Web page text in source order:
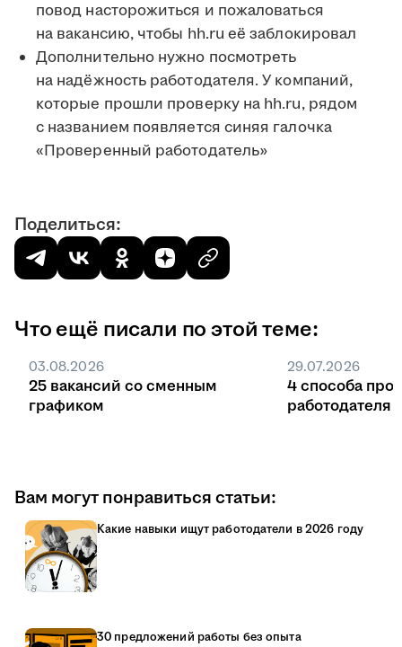
повод насторожиться и пожаловаться
на вакансию, чтобы hh.ru её заблокировал
Дополнительно нужно посмотреть
на надёжность работодателя. У компаний,
которые прошли проверку на hh.ru, рядом
с названием появляется синяя галочка
«Проверенный работодатель»
Поделиться:
Что ещё писали по этой теме:
03.08.2026
25 вакансий со сменным
графиком
29.07.2026
4 способа
работодателя
Вам могут понравиться статьи:
Какие навыки ищут работодатели в 2026 году
30 предложений работы без опыта